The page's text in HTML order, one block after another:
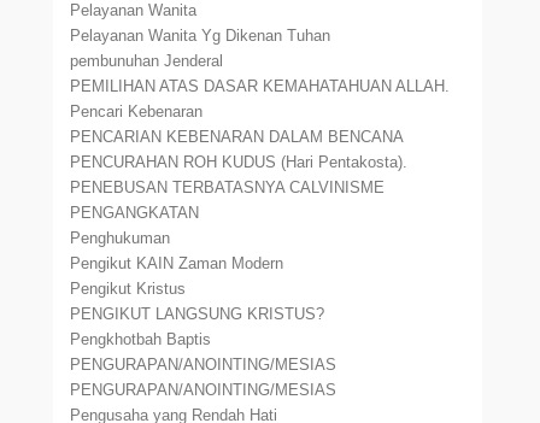
Pelayanan Wanita
Pelayanan Wanita Yg Dikenan Tuhan
pembunuhan Jenderal
PEMILIHAN ATAS DASAR KEMAHATAHUAN ALLAH.
Pencari Kebenaran
PENCARIAN KEBENARAN DALAM BENCANA
PENCURAHAN ROH KUDUS (Hari Pentakosta).
PENEBUSAN TERBATASNYA CALVINISME
PENGANGKATAN
Penghukuman
Pengikut KAIN Zaman Modern
Pengikut Kristus
PENGIKUT LANGSUNG KRISTUS?
Pengkhotbah Baptis
PENGURAPAN/ANOINTING/MESIAS
PENGURAPAN/ANOINTING/MESIAS
Pengusaha yang Rendah Hati